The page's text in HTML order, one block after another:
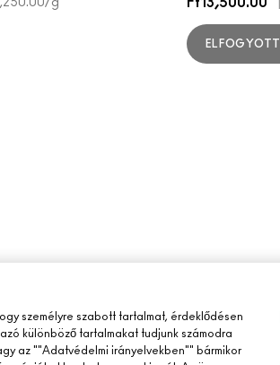
/g
ELFOGYOTT
személyre szabott tartalmat, érdeklődésen
különböző tartalmakat tudjunk számodra
az ""Adatvédelmi irányelvekben"" bármikor